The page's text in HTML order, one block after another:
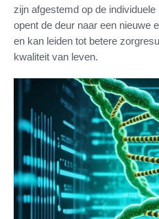
zijn afgestemd op de
opent de deur naar een nieuwe
en kan leiden tot betere
kwaliteit van leven.